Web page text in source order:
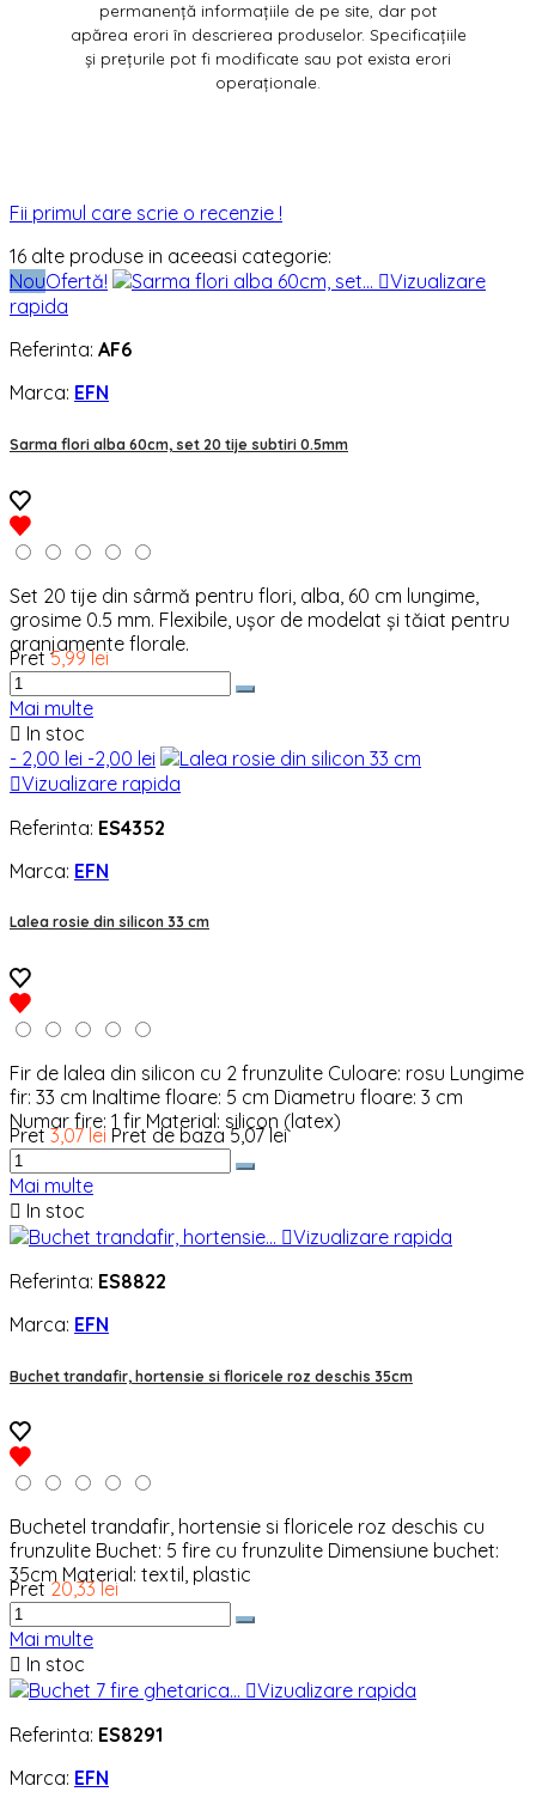
permanență informațiile de pe site, dar pot
apărea erori în descrierea produselor. Specificațiile
și prețurile pot fi modificate sau pot exista erori
operaționale.
Fii primul care scrie o recenzie !
16 alte produse in aceeasi categorie:
NouOfertă! Vizualizare
rapida
Referinta: AF6
Marca: EFN
Sarma flori alba 60cm, set 20 tije subtiri 0.5mm
Set 20 tije din sârmă pentru flori, alba, 60 cm lungime,
grosime 0.5 mm. Flexibile, ușor de modelat și tăiat pentru
aranjamente florale.
Pret 5,99 lei
Mai multe
 In stoc
- 2,00 lei -2,00 lei
Vizualizare rapida
Referinta: ES4352
Marca: EFN
Lalea rosie din silicon 33 cm
Fir de lalea din silicon cu 2 frunzulite Culoare: rosu Lungime
fir: 33 cm Inaltime floare: 5 cm Diametru floare: 3 cm
Numar fire: 1 fir Material: silicon (latex)
Pret 3,07 lei Pret de baza 5,07 lei
Mai multe
 In stoc
Vizualizare rapida
Referinta: ES8822
Marca: EFN
Buchet trandafir, hortensie si floricele roz deschis 35cm
Buchetel trandafir, hortensie si floricele roz deschis cu
frunzulite Buchet: 5 fire cu frunzulite Dimensiune buchet:
35cm Material: textil, plastic
Pret 20,33 lei
Mai multe
 In stoc
Vizualizare rapida
Referinta: ES8291
Marca: EFN